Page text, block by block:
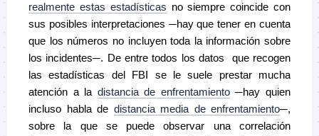
realmente estas estadísticas no siempre coincide con
sus posibles interpretaciones ─hay que tener en cuenta
que los números no incluyen toda la información sobre
los incidentes─. De entre todos los datos que recogen
las estadísticas del FBI se le suele prestar mucha
atención a la distancia de enfrentamiento─hay quien
incluso habla de distancia media de enfrentamiento─,
sobre la que se puede observar una correlación